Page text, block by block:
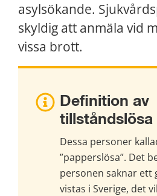
asylsökande.
skyldig att anmäla vid
vissa brott.
Definition av
tillståndslösa
Dessa personer
”papperslösa”. Det
personen saknar
vistas i Sverige, det